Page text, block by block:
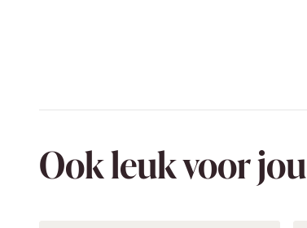
Ook leuk voor jou